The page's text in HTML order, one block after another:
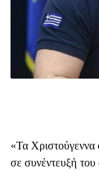
«Τα Χριστούγεννα
σε συνέντευξή